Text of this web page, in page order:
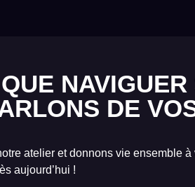
NAVIGUER
DE
atelier et donnons vie ensemble
aujourd’hui !